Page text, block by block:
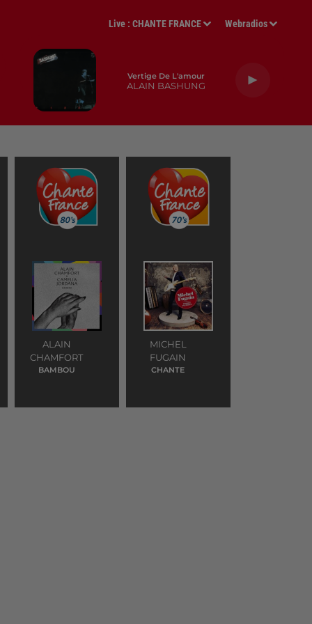
Live :CHANTE FRANCE Webradios
Vertige De L'amour
ALAIN BASHUNG
ALAIN
CHAMFORT
BAMBOU
MICHEL
FUGAIN
CHANTE